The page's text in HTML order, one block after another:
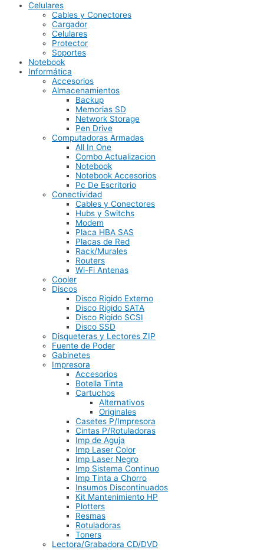
Celulares
Cables y Conectores
Cargador
Celulares
Protector
Soportes
Notebook
Informática
Accesorios
Almacenamientos
Backup
Memorias SD
Network Storage
Pen Drive
Computadoras Armadas
All In One
Combo Actualizacion
Notebook
Notebook Accesorios
Pc De Escritorio
Conectividad
Cables y Conectores
Hubs y Switchs
Modem
Placa HBA SAS
Placas de Red
Rack/Murales
Routers
Wi-Fi Antenas
Cooler
Discos
Disco Rigido Externo
Disco Rigido SATA
Disco Rigido SCSI
Disco SSD
Disqueteras y Lectores ZIP
Fuente de Poder
Gabinetes
Impresora
Accesorios
Botella Tinta
Cartuchos
Alternativos
Originales
Casetes P/Impresora
Cintas P/Rotuladoras
Imp de Aguja
Imp Laser Color
Imp Laser Negro
Imp Sistema Continuo
Imp Tinta a Chorro
Insumos Discontinuados
Kit Mantenimiento HP
Plotters
Resmas
Rotuladoras
Toners
Lectora/Grabadora CD/DVD